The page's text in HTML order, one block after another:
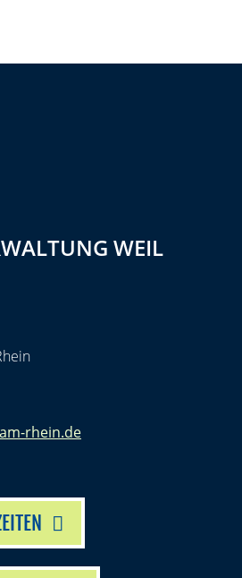
WEIL
rhein.de